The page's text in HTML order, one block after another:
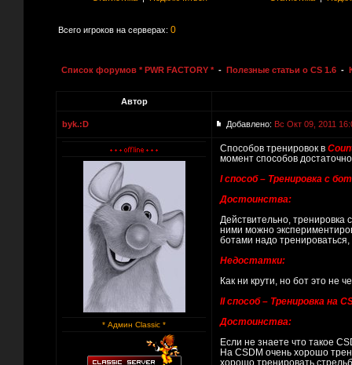
Всего игроков на серверах: 0
Список форумов * PWR FACTORY * - Полезные статьи о CS 1.6 -
Автор
byk.:D Добавлено: Вс Окт 09, 2011
* Админ Classic *
Способов тренировок в
момент способов
I способ – Тренировка с
Достоинства:
Действительно, тренировка
ними можно
ботами надо тренироваться,
Недостатки:
Как ни крути, но бот это не
II способ – Тренировка на
Достоинства:
Если не знаете что такое
На CSDM очень хорошо
хорошо тренировать